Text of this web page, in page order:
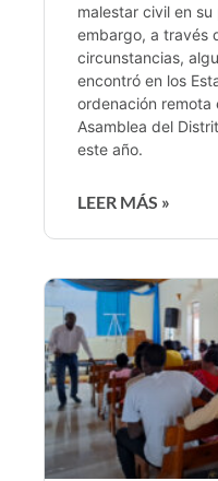
malestar civil en
embargo, a través
circunstancias,
encontró en los
ordenación remota
Asamblea del
este año.
LEER MÁS »